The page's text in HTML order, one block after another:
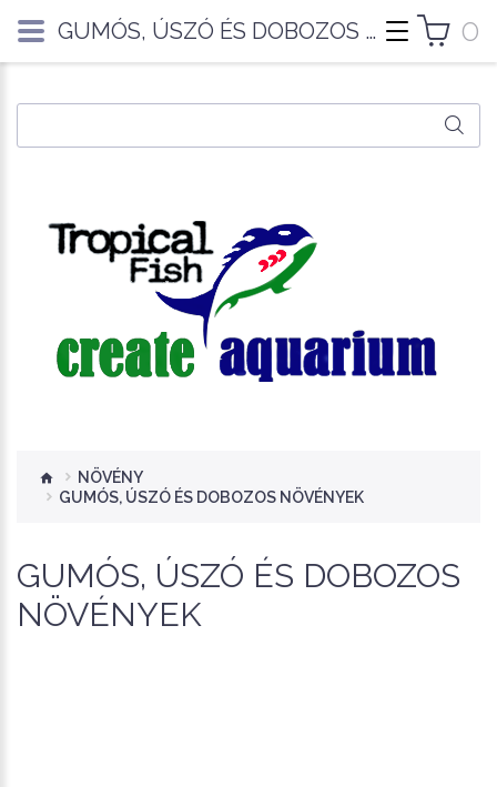
0
NÖVÉNY
GUMÓS, ÚSZÓ ÉS DOBOZOS NÖVÉNYEK
GUMÓS, ÚSZÓ ÉS DOBOZOS
NÖVÉNYEK
GUMÓS, ÚSZÓ ÉS DOBOZOS NÖVÉNYEK